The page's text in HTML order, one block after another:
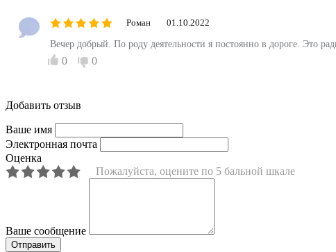
Роман 01.10.2022
Вечер добрый. По роду деятельности я постоянно в дороге. Это
0 0
Добавить отзыв
Ваше имя
Электронная почта
Оценка
Пожалуйста, оцените по 5 бальной шкале
Ваше сообщение